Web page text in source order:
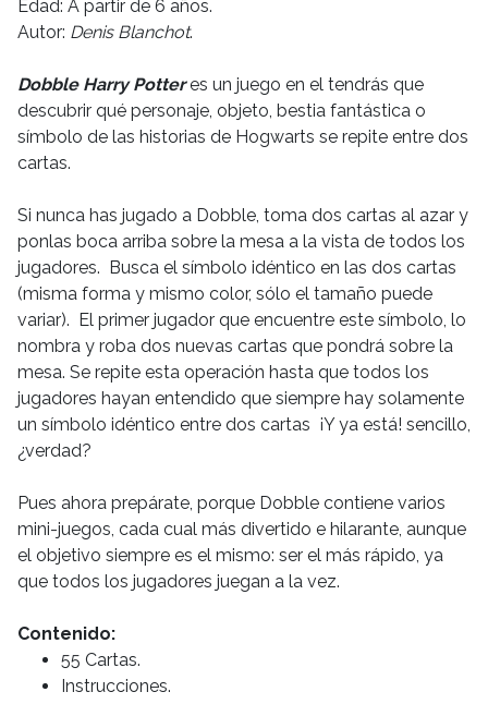
Edad: A partir de 6 años.
Autor: Denis Blanchot.
Dobble Harry Potteres un juego en el tendrás que
descubrir qué personaje, objeto, bestia fantástica o
símbolo de las historias de Hogwarts se repite entre dos
cartas.
Si nunca has jugado a Dobble, toma dos cartas al azar y
ponlas boca arriba sobre la mesa a la vista de todos los
jugadores. Busca el símbolo idéntico en las dos cartas
(misma forma y mismo color, sólo el tamaño puede
variar). El primer jugador que encuentre este símbolo, lo
nombra y roba dos nuevas cartas que pondrá sobre la
mesa. Se repite esta operación hasta que todos los
jugadores hayan entendido que siempre hay solamente
un símbolo idéntico entre dos cartas ¡Y ya está! sencillo,
¿verdad?
Pues ahora prepárate, porque Dobble contiene varios
mini-juegos, cada cual más divertido e hilarante, aunque
el objetivo siempre es el mismo: ser el más rápido, ya
que todos los jugadores juegan a la vez.
Contenido:
55 Cartas.
Instrucciones.